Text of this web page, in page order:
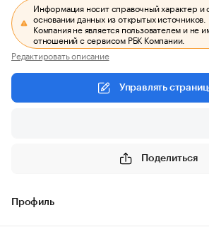
Информация носит справочный характер и
основании данных из открытых источников.
Компания не является пользователем и не
отношений с сервисом РБК Компании.
Редактировать описание
Управлять
Поделиться
Профиль